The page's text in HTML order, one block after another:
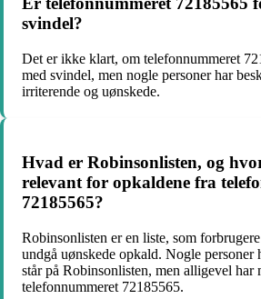
svindel?
Det er ikke klart, om telefonnummeret
med svindel, men nogle personer har
irriterende og uønskede.
Hvad er Robinsonlisten, og
relevant for opkaldene fra
72185565?
Robinsonlisten er en liste, som
undgå uønskede opkald. Nogle personer
står på Robinsonlisten, men alligevel har
telefonnummeret 72185565.